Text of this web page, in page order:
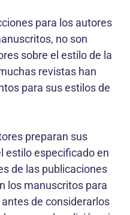
para los autores
no son
sobre el estilo de la
revistas han
para sus estilos de
preparan sus
estilo especificado en
de las publicaciones
los manuscritos para
de considerarlos